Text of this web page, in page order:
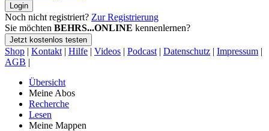
Login
Noch nicht registriert? Zur Registrierung
Sie möchten BEHRS...ONLINE kennenlernen?
Jetzt kostenlos testen
Shop | Kontakt | Hilfe | Videos | Podcast | Datenschutz | Impressum |
AGB |
Übersicht
Meine Abos
Recherche
Lesen
Meine Mappen